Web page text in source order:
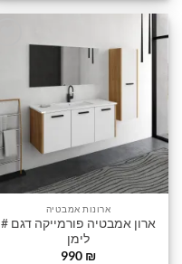
ארונות אמבטיה
ארון אמבטיה פורמייקה דגם #
לימן
990 ₪